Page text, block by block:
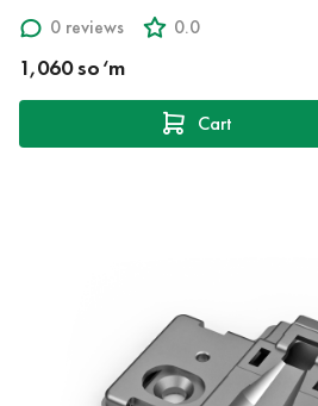
0 reviews
0.0
1,060 so‘m
Cart